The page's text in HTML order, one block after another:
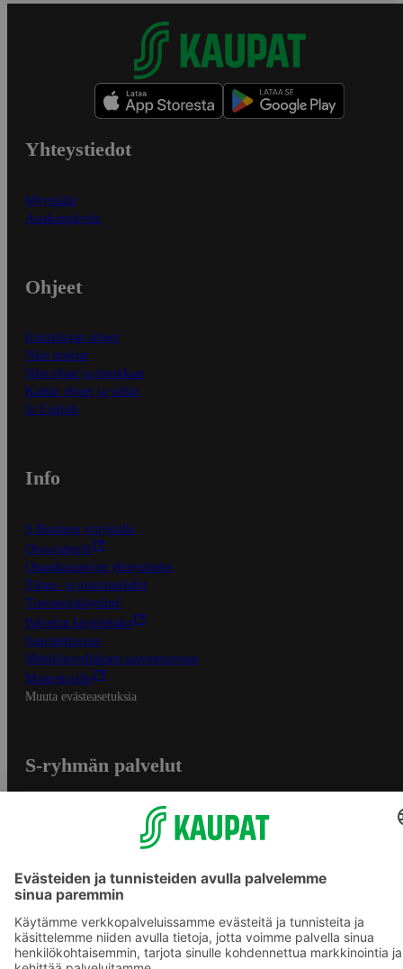
Yhteystiedot
Myymälät
Asiakaspalvelu
Ohjeet
Ensitilaajan ohjeet
Näin maksat
Näin tilaat ja muokkaat
Kaikki ohjeet ja vinkit
In English
Info
S-Business yrityksille
Oiva-raportit
Osuuskauppojen yhteystiedot
Tilaus- ja toimitusehdot
Tietosuojakäytäntö
Palvelun käyttöehdot
Saavutettavuus
Mobiilisovelluksen saavutettavuus
Mainostajalle
Muuta evästeasetuksia
S-ryhmän palvelut
S-ostoslista -sovellus
Prisma.fi
Sokos.fi
S-Pankki
Yhteishyvä